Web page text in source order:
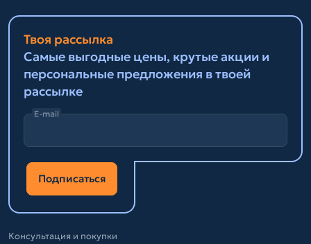
Твоя рассылка
Самые выгодные цены, крутые акции и
персональные предложения в твоей
рассылке
E-mail
Подписаться
Консультация и покупки